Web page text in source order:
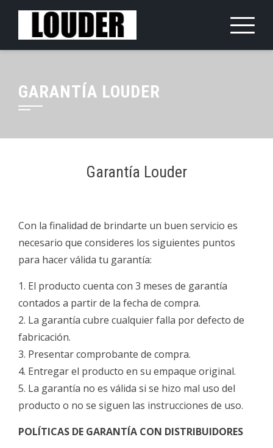
Saltar
contenido
GARANTÍA LOUDER
Garantía Louder
Con la finalidad de brindarte un buen servicio es
necesario que consideres los siguientes puntos
para hacer válida tu garantía:
1. El producto cuenta con 3 meses de garantía
contados a partir de la fecha de compra.
2. La garantía cubre cualquier falla por defecto de
fabricación.
3. Presentar comprobante de compra.
4. Entregar el producto en su empaque original.
5. La garantía no es válida si se hizo mal uso del
producto o no se siguen las instrucciones de uso.
POLÍTICAS DE GARANTÍA CON DISTRIBUIDORES